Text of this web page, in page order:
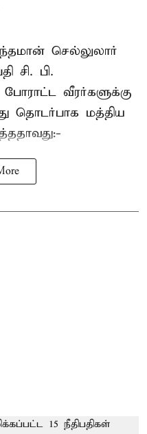
செல்லுலார்
சி. பி.
போராட்ட வீரர்களுக்கு
தொடர்பாக மத்திய